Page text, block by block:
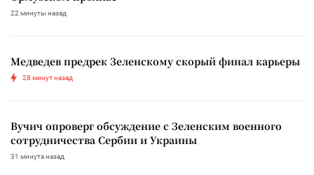
22 минуты назад
Медведев предрек Зеленскому скорый финал карьеры
28 минут назад
Вучич опроверг обсуждение с Зеленским военного
сотрудничества Сербии и Украины
31 минута назад